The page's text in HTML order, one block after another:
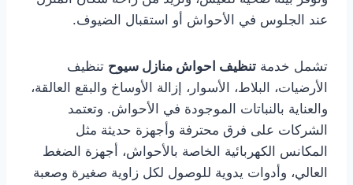
عند الجلوس في الأحواش أو استقبال الضيوف.
تشمل خدمة تنظيف احواش منازل سيوح تنظيف
الأرضيات، البلاط، الأسوار، إزالة الأوساخ والبقع العالقة،
والعناية بالنباتات الموجودة في الأحواش. وتعتمد
الشركات على فرق محترفة وأجهزة حديثة مثل
المكانس الكهربائية الخاصة بالأحواش، أجهزة الضغط
العالي، وأدوات يدوية للوصول لكل زاوية صغيرة وصعبة